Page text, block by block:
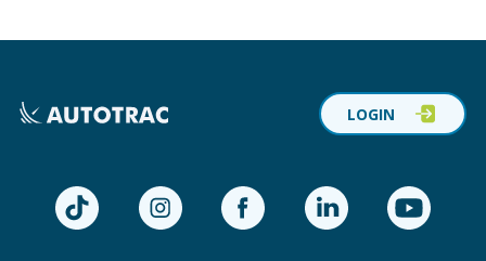
TikTok Instagram Facebook LinkedIn YouTube
LOGIN